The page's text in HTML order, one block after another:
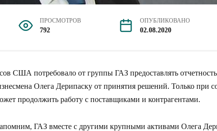
ПРОСМОТРОВ
792
ОПУБЛИКОВАНО
02.08.2020
США потребовало от группы ГАЗ предоставлять отчетность
Олега Дерипаску от принятия решений. Только при
продолжить работу с поставщиками и контрагентами.
ГАЗ вместе с другими крупными активами Олега